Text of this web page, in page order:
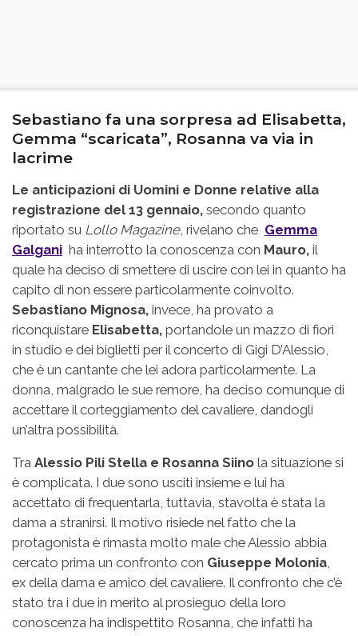
Sebastiano fa una sorpresa ad Elisabetta,
Gemma “scaricata”, Rosanna va via in
lacrime
Le anticipazioni di Uomini e Donne relative alla
registrazione del 13 gennaio, secondo quanto
riportato su Lollo Magazine, rivelano che Gemma
Galgani ha interrotto la conoscenza con Mauro, il
quale ha deciso di smettere di uscire con lei in quanto ha
capito di non essere particolarmente coinvolto.
Sebastiano Mignosa, invece, ha provato a
riconquistare Elisabetta, portandole un mazzo di fiori
in studio e dei biglietti per il concerto di Gigi D’Alessio,
che è un cantante che lei adora particolarmente. La
donna, malgrado le sue remore, ha deciso comunque di
accettare il corteggiamento del cavaliere, dandogli
un’altra possibilità.
Tra Alessio Pili Stella e Rosanna Siino la situazione si
è complicata. I due sono usciti insieme e lui ha
accettato di frequentarla, tuttavia, stavolta è stata la
dama a stranirsi. Il motivo risiede nel fatto che la
protagonista è rimasta molto male che Alessio abbia
cercato prima un confronto con Giuseppe Molonia
ex della dama e amico del cavaliere. Il confronto che c’è
stato tra i due in merito al prosieguo della loro
conoscenza ha indispettito Rosanna, che infatti ha